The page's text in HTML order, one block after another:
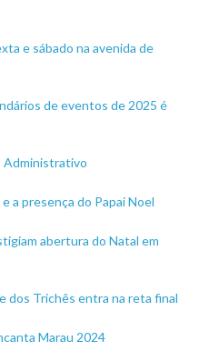
e sábado na avenida de
de eventos de 2025 é
Administrativo
a presença do Papai Noel
abertura do Natal em
dos Trichês entra na reta final
Marau 2024